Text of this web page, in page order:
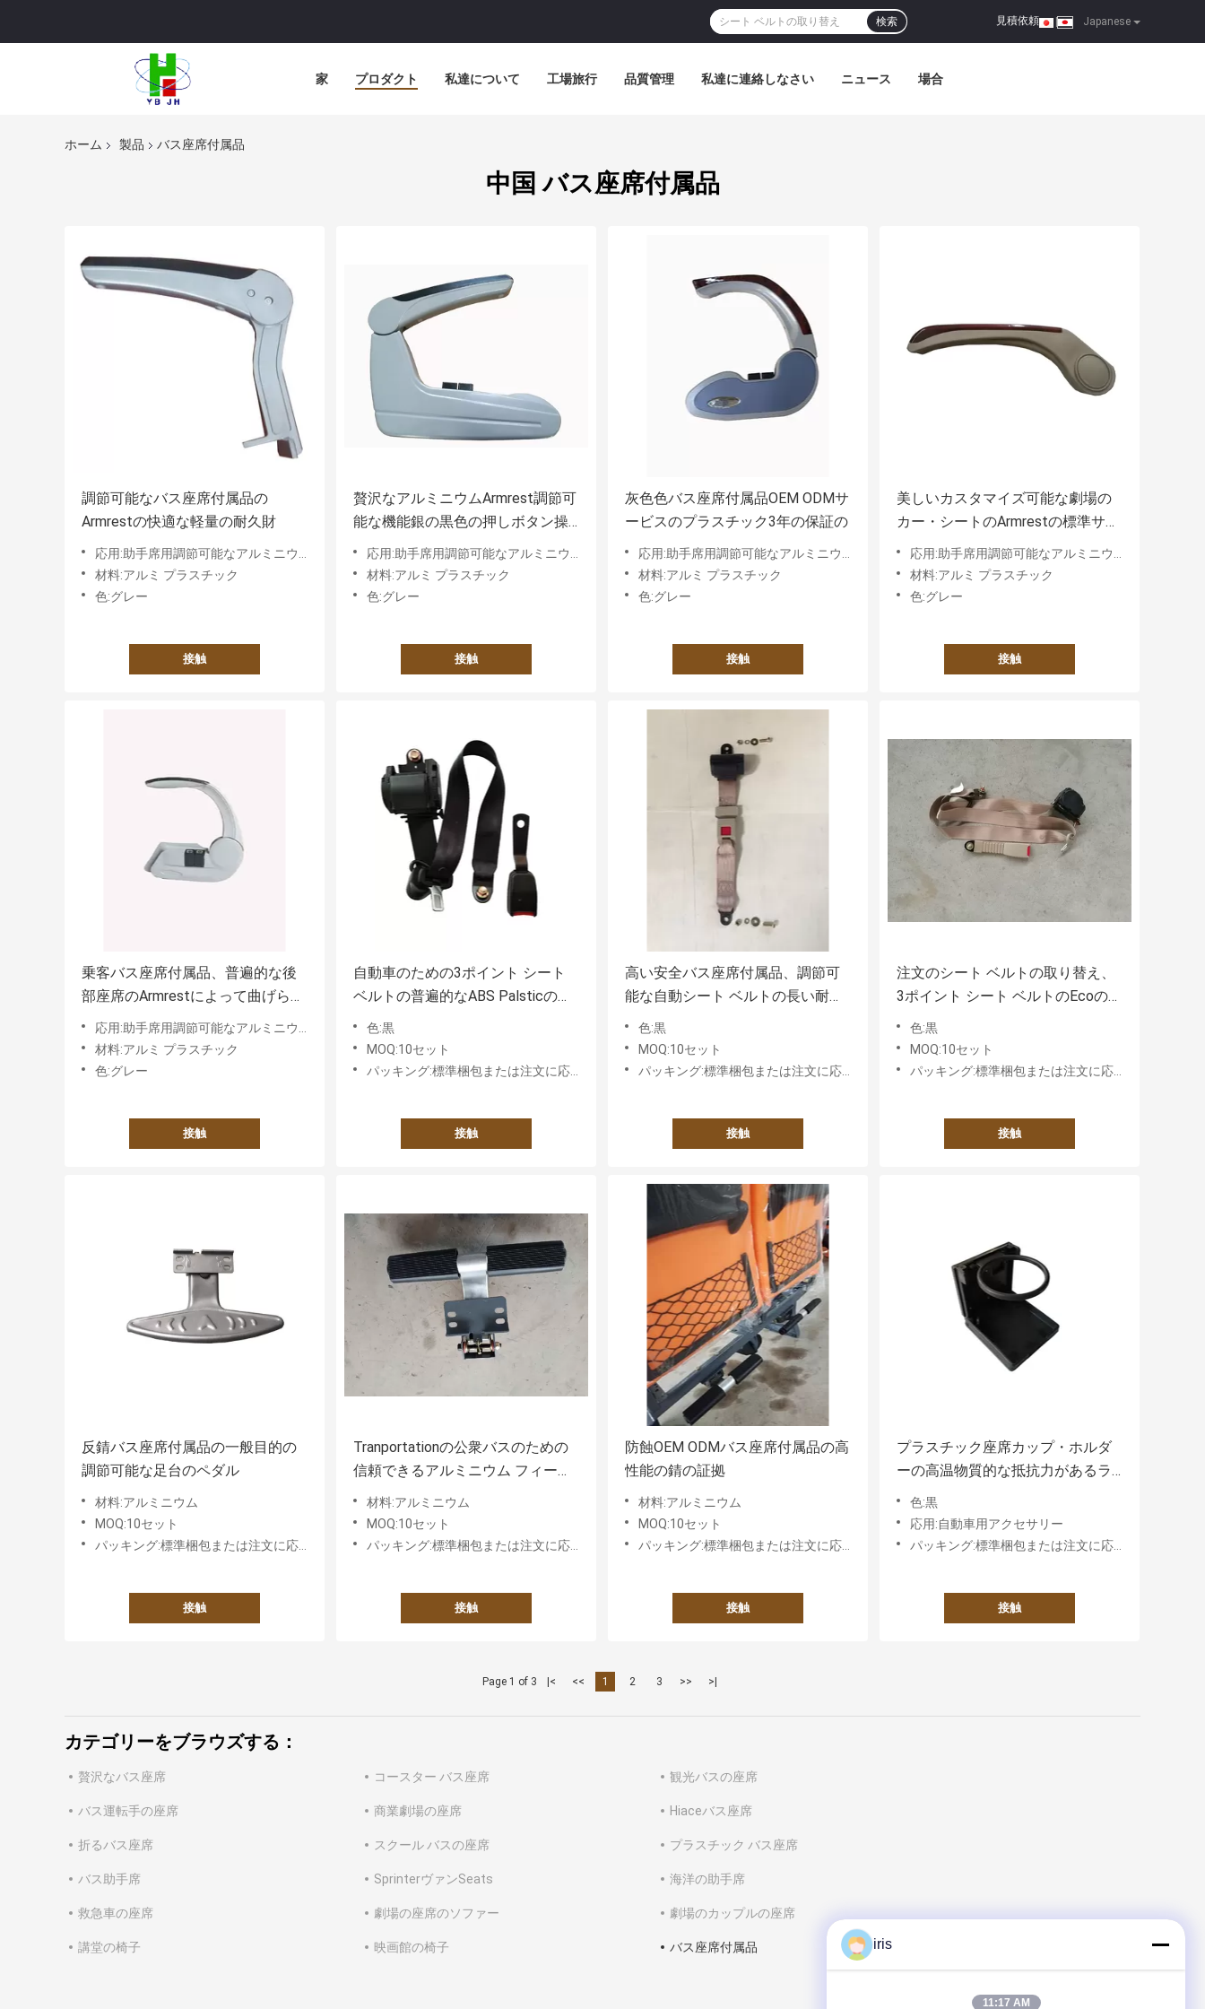
Japanese
見積依頼 |
検索
家 プロダクト 私達について 工場旅行 品質管理 私達に連絡しなさい ニュース 場合
ホーム 製品 バス座席付属品
中国 バス座席付属品
調節可能なバス座席付属品の
Armrestの快適な軽量の耐久財
応用:助手席用調節可能なアルミニウムアームレスト
材料:アルミ プラスチック
色:グレー
接触
贅沢なアルミニウムArmrest調節可
能な機能銀の黒色の押しボタン操
応用:助手席用調節可能なアルミニウムアームレスト
材料:アルミ プラスチック
色:グレー
接触
灰色色バス座席付属品OEM ODMサ
ービスのプラスチック3年の保証の
応用:助手席用調節可能なアルミニウムアームレスト
材料:アルミ プラスチック
色:グレー
接触
美しいカスタマイズ可能な劇場の
カー・シートのArmrestの標準サイ
ズの容易な取付け
応用:助手席用調節可能なアルミニウムアームレスト
材料:アルミ プラスチック
色:グレー
接触
乗客バス座席付属品、普遍的な後
部座席のArmrestによって曲げられ
る設計
応用:助手席用調節可能なアルミニウムアームレスト
材料:アルミ プラスチック
色:グレー
接触
自動車のための3ポイント シート
ベルトの普遍的なABS Palsticの引
き込み式の文書
色:黒
MOQ:10セット
パッキング:標準梱包または注文に応じた要件に基づく
接触
高い安全バス座席付属品、調節可
能な自動シート ベルトの長い耐久
色:黒
MOQ:10セット
パッキング:標準梱包または注文に応じた要件に基づく
接触
注文のシート ベルトの取り替え、
3ポイント シート ベルトのEcoの友
好的な文書
色:黒
MOQ:10セット
パッキング:標準梱包または注文に応じた要件に基づく
接触
反錆バス座席付属品の一般目的の
調節可能な足台のペダル
材料:アルミニウム
MOQ:10セット
パッキング:標準梱包または注文に応じた要件に基づく
接触
Tranportationの公衆バスのための
信頼できるアルミニウム フィート
の残りの金属の構造
材料:アルミニウム
MOQ:10セット
パッキング:標準梱包または注文に応じた要件に基づく
接触
防蝕OEM ODMバス座席付属品の高
性能の錆の証拠
材料:アルミニウム
MOQ:10セット
パッキング:標準梱包または注文に応じた要件に基づく
接触
プラスチック座席カップ・ホルダ
ーの高温物質的な抵抗力があるラ
イト級選手
色:黒
応用:自動車用アクセサリー
パッキング:標準梱包または注文に応じた要件に基づく
接触
Page 1 of 3 |< << 1 2 3 >> >|
カテゴリーをブラウズする：
贅沢なバス座席 コースター バス座席 観光バスの座席
バス運転手の座席 商業劇場の座席 Hiaceバス座席
折るバス座席 スクール バスの座席 プラスチック バス座席
バス助手席 SprinterヴァンSeats 海洋の助手席
救急車の座席 劇場の座席のソファー 劇場のカップルの座席
講堂の椅子 映画館の椅子 バス座席付属品 iris
11:17 AM